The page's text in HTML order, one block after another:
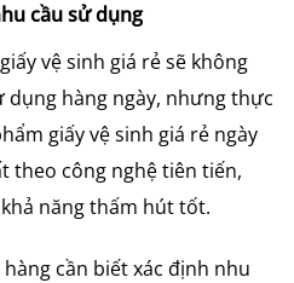
cầu sử dụng
vệ sinh giá rẻ sẽ không
hàng ngày, nhưng thực
giấy vệ sinh giá rẻ ngày
theo công nghệ tiên tiến,
năng thấm hút tốt.
cần biết xác định nhu